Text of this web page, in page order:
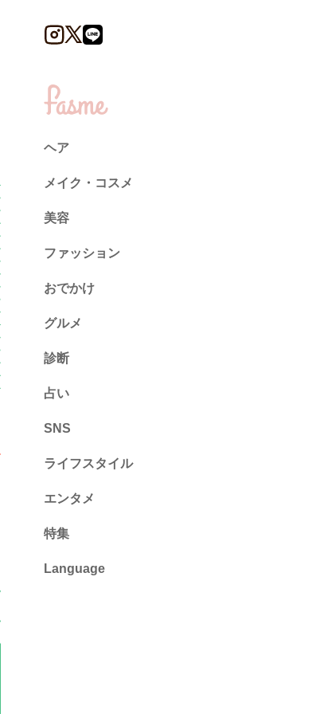
ヘア
メイク・コスメ
美容
ファッション
トレンド
ネイル
おでかけ
グルメ
診断
診断
占い
心理テスト
SNS
ライフスタイル
推し活
カルチャー・暮らし
エンタメ
特集
Language